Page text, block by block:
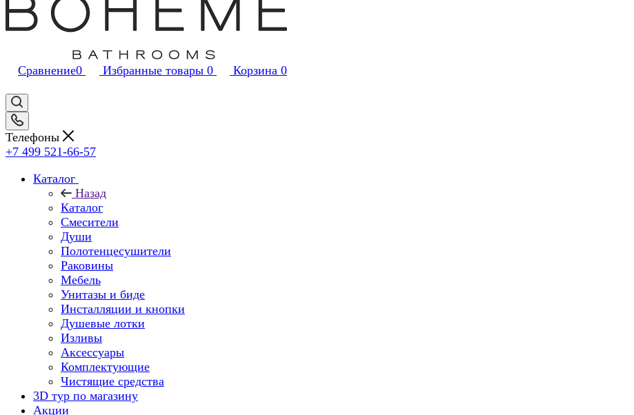
Сравнение0 Избранные товары 0 Корзина 0
Телефоны
+7 499 521-66-57
Каталог
Назад
Каталог
Смесители
Души
Полотенцесушители
Раковины
Мебель
Унитазы и биде
Инсталляции и кнопки
Душевые лотки
Изливы
Аксессуары
Комплектующие
Чистящие средства
3D тур по магазину
Акции